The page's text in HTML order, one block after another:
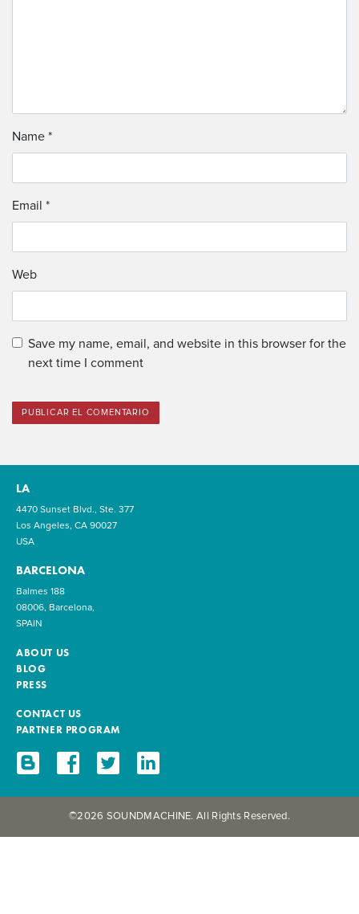
Name *
Email *
Web
Save my name, email, and website in this browser for the
next time I comment
LA
4470 Sunset Blvd., Ste. 377
Los Angeles, CA 90027
USA
BARCELONA
Balmes 188
08006, Barcelona,
SPAIN
ABOUT US
BLOG
PRESS
CONTACT US
PARTNER PROGRAM
©2026 SOUNDMACHINE. All Rights Reserved.